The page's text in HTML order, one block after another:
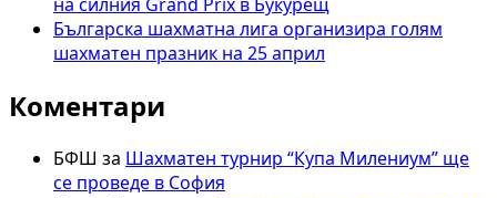
на силния Grand Prix в Букурещ
Българска шахматна лига организира голям
шахматен празник на 25 април
Коментари
БФШ за Шахматен турнир “Купа Милениум” ще
се проведе в София